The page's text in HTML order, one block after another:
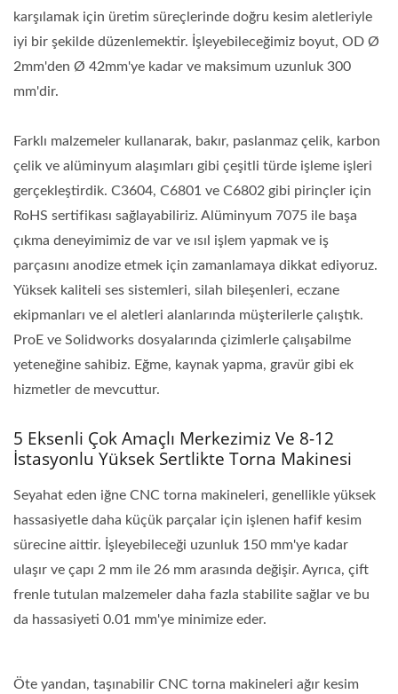
karşılamak için üretim süreçlerinde doğru kesim aletleriyle
iyi bir şekilde düzenlemektir. İşleyebileceğimiz boyut, OD Ø
2mm'den Ø 42mm'ye kadar ve maksimum uzunluk 300
mm'dir.
Farklı malzemeler kullanarak, bakır, paslanmaz çelik, karbon
çelik ve alüminyum alaşımları gibi çeşitli türde işleme işleri
gerçekleştirdik. C3604, C6801 ve C6802 gibi pirinçler için
RoHS sertifikası sağlayabiliriz. Alüminyum 7075 ile başa
çıkma deneyimimiz de var ve ısıl işlem yapmak ve iş
parçasını anodize etmek için zamanlamaya dikkat ediyoruz.
Yüksek kaliteli ses sistemleri, silah bileşenleri, eczane
ekipmanları ve el aletleri alanlarında müşterilerle çalıştık.
ProE ve Solidworks dosyalarında çizimlerle çalışabilme
yeteneğine sahibiz. Eğme, kaynak yapma, gravür gibi ek
hizmetler de mevcuttur.
5 Eksenli Çok Amaçlı Merkezimiz Ve 8-12
İstasyonlu Yüksek Sertlikte Torna Makinesi
Seyahat eden iğne CNC torna makineleri, genellikle yüksek
hassasiyetle daha küçük parçalar için işlenen hafif kesim
sürecine aittir. İşleyebileceği uzunluk 150 mm'ye kadar
ulaşır ve çapı 2 mm ile 26 mm arasında değişir. Ayrıca, çift
frenle tutulan malzemeler daha fazla stabilite sağlar ve bu
da hassasiyeti 0.01 mm'ye minimize eder.
Öte yandan, taşınabilir CNC torna makineleri ağır kesim